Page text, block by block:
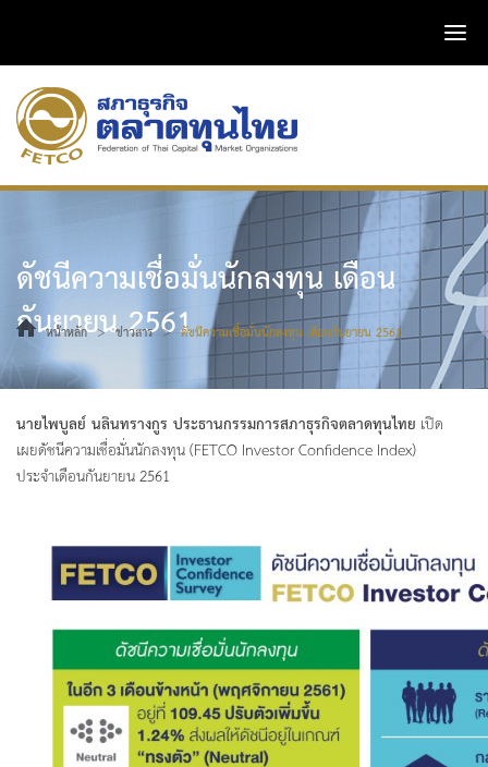
ดัชนีความเชื่อมั่นนักลงทุน เดือน
กันยายน 2561
หน้าหลัก > ข่าวสาร > ดัชนีความเชื่อมั่นนักลงทุน เดือนกันยายน 2561
นายไพบูลย์ นลินทรางกูร ประธานกรรมการสภาธุรกิจตลาดทุนไทย เปิด
เผยดัชนีความเชื่อมั่นนักลงทุน (FETCO Investor Confidence Index)
ประจำเดือนกันยายน 2561